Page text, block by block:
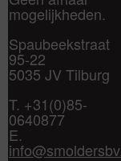
mogelijkheden.
Spaubeekstraat
95-22
5035 JV Tilburg
T. +31(0)85-
0640877
E.